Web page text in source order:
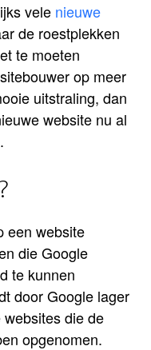
vele nieuwe
de roestplekken
te moeten
op meer
uitstraling, dan
website nu al
een website
die Google
te kunnen
door Google lager
die de
opgenomen.